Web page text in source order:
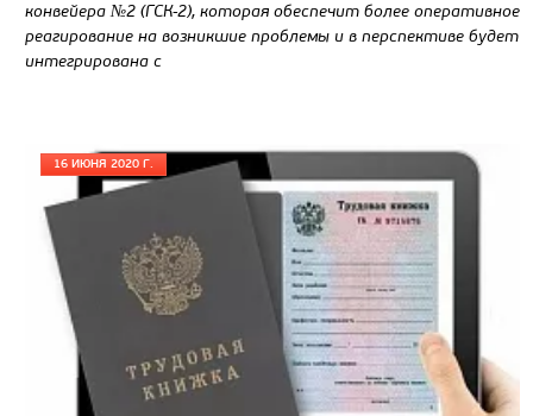
Цена по запросу
Производитель
Экологический класс
Колесная формула
Узнать цену
конвейера №2 (ГСК-2), которая обеспечит более оперативное
реагирование на возникшие проблемы и в перспективе будет
интегрирована с
16 ИЮНЯ 2020 Г.